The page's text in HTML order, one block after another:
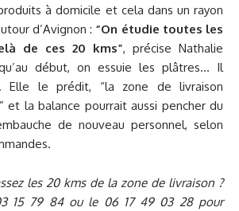
à domicile et cela dans un rayon
d’Avignon : “On étudie toutes les
de ces 20 kms”, précise Nathalie
début, on essuie les plâtres… Il
Elle le prédit, “la zone de livraison
et la balance pourrait aussi pencher du
de nouveau personnel, selon
les 20 kms de la zone de livraison ?
15 79 84 ou le 06 17 49 03 28 pour